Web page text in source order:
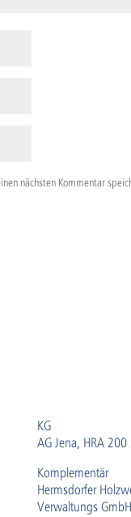
nächsten Kommentar
KG
AG Jena, HRA 200
Komplementär
Hermsdorfer
Verwaltungs